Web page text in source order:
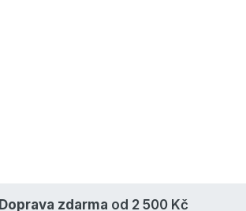
Doprava zdarma od 2 500 Kč